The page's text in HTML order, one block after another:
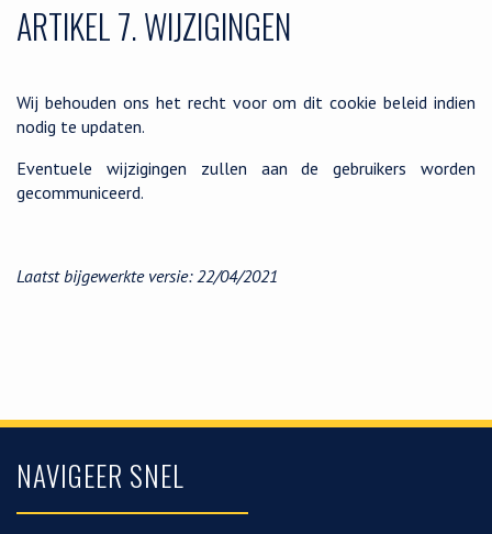
ARTIKEL 7. WIJZIGINGEN
Wij behouden ons het recht voor om dit cookie beleid indien
nodig te updaten.
Eventuele wijzigingen zullen aan de gebruikers worden
gecommuniceerd.
Laatst bijgewerkte versie: 22/04/2021
NAVIGEER SNEL